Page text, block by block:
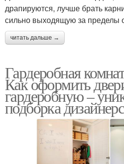
драпируются, лучше брать
сильно выходящую за пределы
читать дальше →
Гардеробная
Как оформить
гардеробную –
подборка